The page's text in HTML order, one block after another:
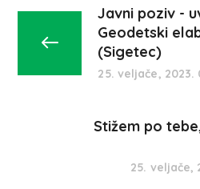
Javni poziv -
Geodetski
(Sigetec)
25. veljače, 2023.
Stižem po
25. veljače,